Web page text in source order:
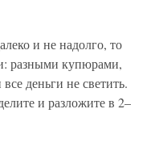
и не надолго, то
разными купюрами,
деньги не светить.
и разложите в 2–